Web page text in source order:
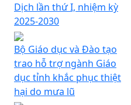
Dịch lần thứ I, nhiệm kỳ
2025-2030
Bộ Giáo dục và Đào tạo
trao hỗ trợ ngành Giáo
dục tỉnh khắc phục thiệt
hại do mưa lũ